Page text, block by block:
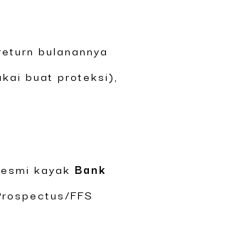
bulanannya
buat proteksi),
kayak Bank
FFS